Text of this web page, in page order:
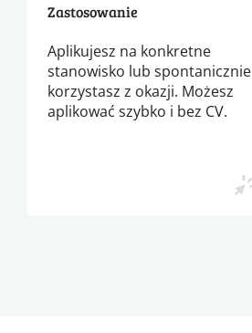
Zastosowanie
Aplikujesz na konkretne
stanowisko lub spontanicznie
korzystasz z okazji. Możesz
aplikować szybko i bez CV.